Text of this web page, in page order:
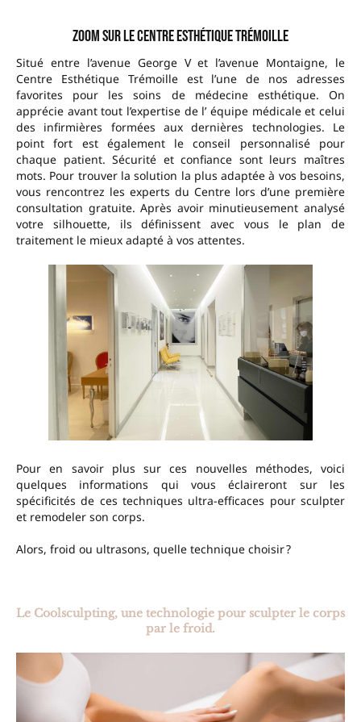
Zoom sur le Centre Esthétique Trémoille
Situé entre l’avenue George V et l’avenue Montaigne, le
Centre Esthétique Trémoille est l’une de nos adresses
favorites pour les soins de médecine esthétique. On
apprécie avant tout l’expertise de l’ équipe médicale et celui
des infirmières formées aux dernières technologies. Le
point fort est également le conseil personnalisé pour
chaque patient. Sécurité et confiance sont leurs maîtres
mots. Pour trouver la solution la plus adaptée à vos besoins,
vous rencontrez les experts du Centre lors d’une première
consultation gratuite. Après avoir minutieusement analysé
votre silhouette, ils définissent avec vous le plan de
traitement le mieux adapté à vos attentes.
Pour en savoir plus sur ces nouvelles méthodes, voici
quelques informations qui vous éclaireront sur les
spécificités de ces techniques ultra-efficaces pour sculpter
et remodeler son corps.
Alors, froid ou ultrasons, quelle technique choisir ?
Le Coolsculpting, une technologie pour sculpter le corps
par le froid.